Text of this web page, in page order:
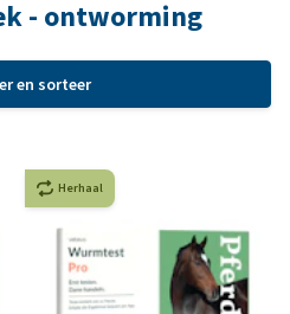
- ontworming
en sorteer
Herhaal